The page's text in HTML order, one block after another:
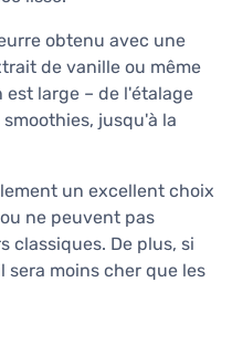
obtenu avec une
de vanille ou même
large – de l'étalage
jusqu'à la
un excellent choix
ne peuvent pas
classiques. De plus, si
sera moins cher que les